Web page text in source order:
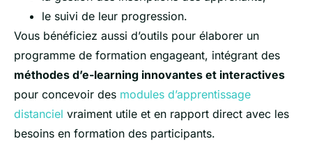
le suivi de leur progression.
Vous bénéficiez aussi d’outils pour élaborer un
programme de formation engageant, intégrant des
méthodes d’e-learning innovantes et interactives
pour concevoir des modules d’apprentissage
distanciel vraiment utile et en rapport direct avec les
besoins en formation des participants.